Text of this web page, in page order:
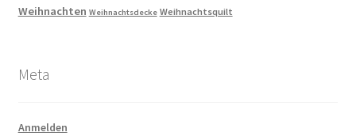
Weihnachten Weihnachtsdecke Weihnachtsquilt
Meta
Anmelden